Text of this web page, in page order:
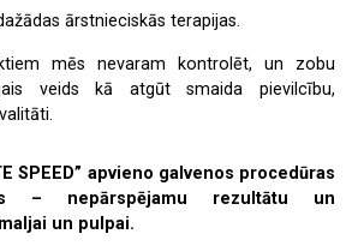
ārstnieciskās terapijas.
mēs nevaram kontrolēt, un zobu
veids kā atgūt smaida pievilcību,
SPEED” apvieno galvenos procedūras
– nepārspējamu rezultātu un
un pulpai.